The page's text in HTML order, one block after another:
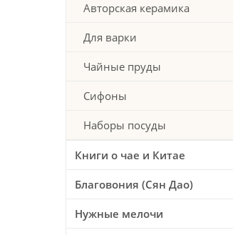
Авторская керамика
Для варки
Чайные пруды
Сифоны
Наборы посуды
Книги о чае и Китае
Благовония (Сян Дао)
Нужные мелочи
#2346, "Котёнок
Пиала #2387, "Дом у